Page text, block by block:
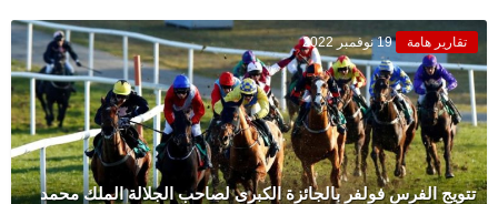
تقارير هامة 19 نوفمبر 2022
تتويج الفرس فولفر بالجائزة الكبرى لصاحب الجلالة الملك محمد